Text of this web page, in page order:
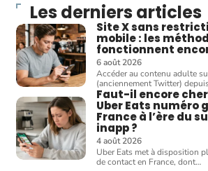
Les derniers articles
Site X sans
mobile : les
fonctionnent
6 août 2026
Accéder au contenu adulte
(anciennement Twitter)
Faut-il encore
Uber Eats numéro
France à l’ère du
inapp ?
4 août 2026
Uber Eats met à disposition
de contact en France, dont…